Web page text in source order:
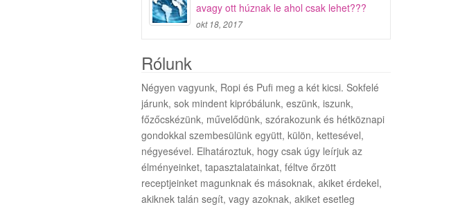
avagy ott húznak le ahol csak lehet???
okt 18, 2017
Rólunk
Négyen vagyunk, Ropi és Pufi meg a két kicsi. Sokfelé
járunk, sok mindent kipróbálunk, eszünk, iszunk,
főzőcskézünk, művelődünk, szórakozunk és hétköznapi
gondokkal szembesülünk együtt, külön, kettesével,
négyesével. Elhatároztuk, hogy csak úgy leírjuk az
élményeinket, tapasztalatainkat, féltve őrzött
receptjeinket magunknak és másoknak, akiket érdekel,
akiknek talán segít, vagy azoknak, akiket esetleg